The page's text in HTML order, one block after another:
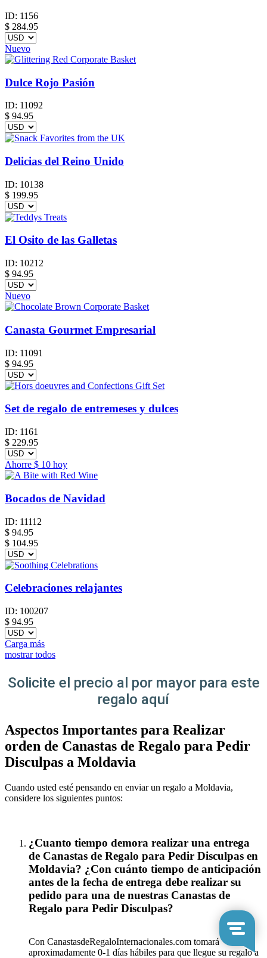
ID: 1156
$ 284.95
Nuevo
Dulce Rojo Pasión
ID: 11092
$ 94.95
Delicias del Reino Unido
ID: 10138
$ 199.95
El Osito de las Galletas
ID: 10212
$ 94.95
Nuevo
Canasta Gourmet Empresarial
ID: 11091
$ 94.95
Set de regalo de entremeses y dulces
ID: 1161
$ 229.95
Ahorre $ 10 hoy
Bocados de Navidad
ID: 11112
$ 94.95
$ 104.95
Celebraciones relajantes
ID: 100207
$ 94.95
Carga más
mostrar todos
Solicite el precio al por mayor para este
regalo aquí
Aspectos Importantes para Realizar
orden de Canastas de Regalo para Pedir
Disculpas a Moldavia
Cuando usted esté pensando en enviar un regalo a Moldavia,
considere los siguientes puntos:
¿Cuanto tiempo demora realizar una entrega
de Canastas de Regalo para Pedir Disculpas en
Moldavia? ¿Con cuánto tiempo de anticipación
antes de la fecha de entrega debe realizar su
pedido para una de nuestras Canastas de
Regalo para Pedir Disculpas?
Con CanastasdeRegaloInternacionales.com tomará
aproximadamente 0-1 días hábiles para que llegue su regalo a